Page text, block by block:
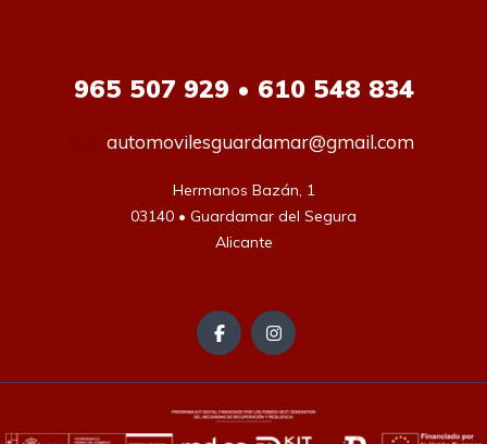
965 507 929 • 610 548 834
automovilesguardamar@gmail.com
Hermanos Bazán, 1
03140 • Guardamar del Segura
Alicante